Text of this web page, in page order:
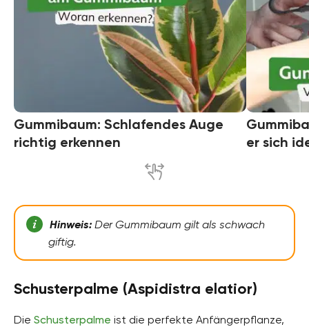
Gummibaum: Schlafendes Auge
richtig erkennen
er sich
Hinweis:Der Gummibaum gilt als schwach
giftig.
Schusterpalme (Aspidistra elatior)
Die Schusterpalme ist die perfekte Anfängerpflanze,